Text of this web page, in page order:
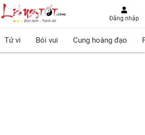
Đăng nhập
Tử vi Bói vui Cung hoàng đạo